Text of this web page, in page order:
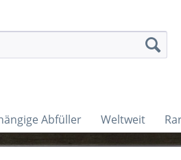
Abfüller Weltweit